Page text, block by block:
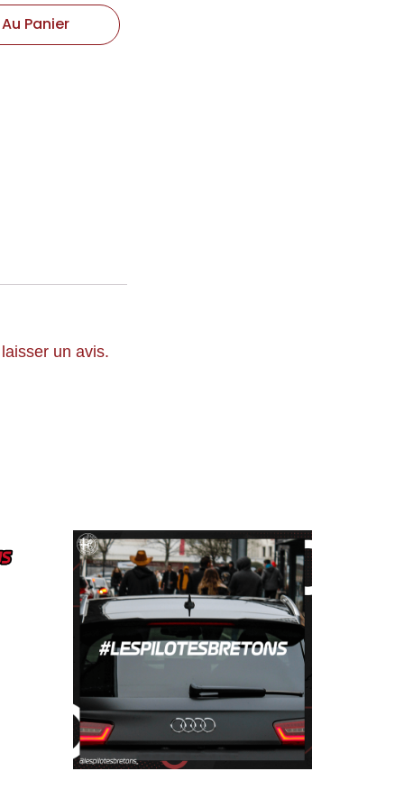
Panier
un avis.
Sticker Pare-Brise
Hashtag – LPB
Choix des options